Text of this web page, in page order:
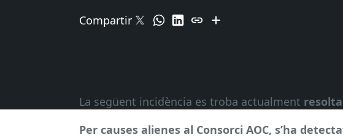
Compartir
La següent incidència es troba actualment resolta
Per causes alienes al Consorci AOC, s’ha